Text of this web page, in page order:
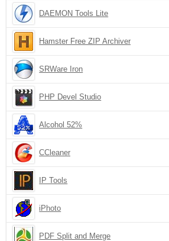
DAEMON Tools Lite
Hamster Free ZIP Archiver
SRWare Iron
PHP Devel Studio
Alcohol 52%
CCleaner
IP Tools
iPhoto
PDF Split and Merge